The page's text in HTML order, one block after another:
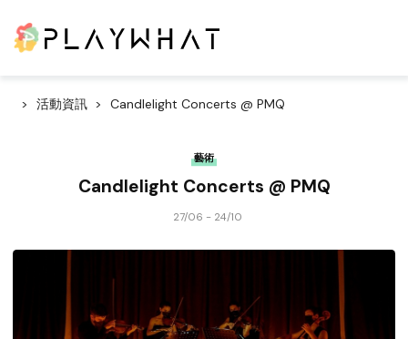
活動資訊 Candlelight Concerts @ PMQ
藝術
Candlelight Concerts @ PMQ
27/06 - 24/10